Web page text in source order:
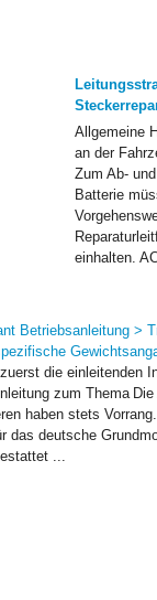
Allgemeine
an der
Zum Ab-
Batterie
einhalten.
Betriebsanleitung >
die einleitenden
zum Thema Die
haben stets
das deutsche
...